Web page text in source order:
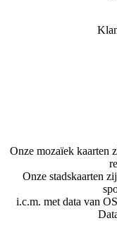
Onze mozaïek kaarten
Onze stadskaarten
i.c.m. met data van